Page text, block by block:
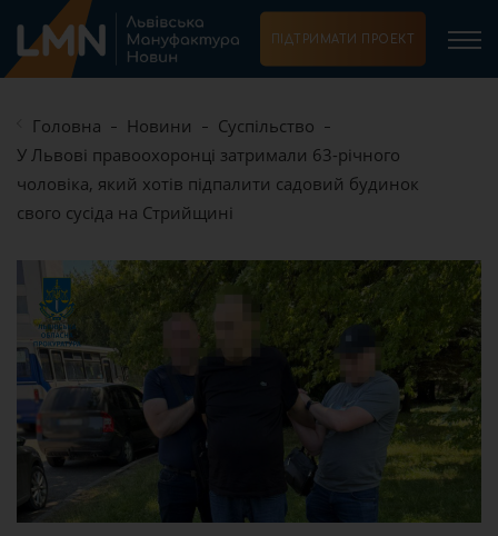
ПІДТРИМАТИ ПРОЕКТ
Головна Новини
Суспільство
У Львові правоохоронці затримали 63-річного
чоловіка, який хотів підпалити садовий будинок
свого сусіда на Стрийщині